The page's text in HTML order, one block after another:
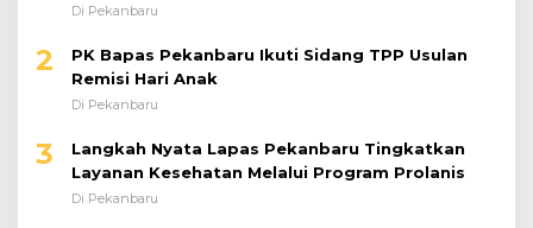
Di Pekanbaru
2
PK Bapas Pekanbaru Ikuti Sidang TPP Usulan
Remisi Hari Anak
Di Pekanbaru
3
Langkah Nyata Lapas Pekanbaru Tingkatkan
Layanan Kesehatan Melalui Program Prolanis
Di Pekanbaru